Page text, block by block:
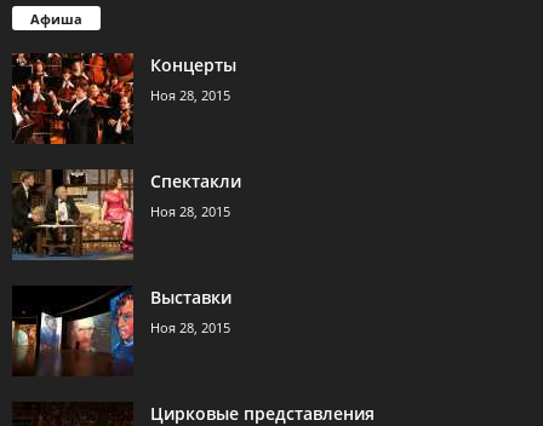
Афиша
Концерты
Ноя 28, 2015
Спектакли
Ноя 28, 2015
Выставки
Ноя 28, 2015
Цирковые представления